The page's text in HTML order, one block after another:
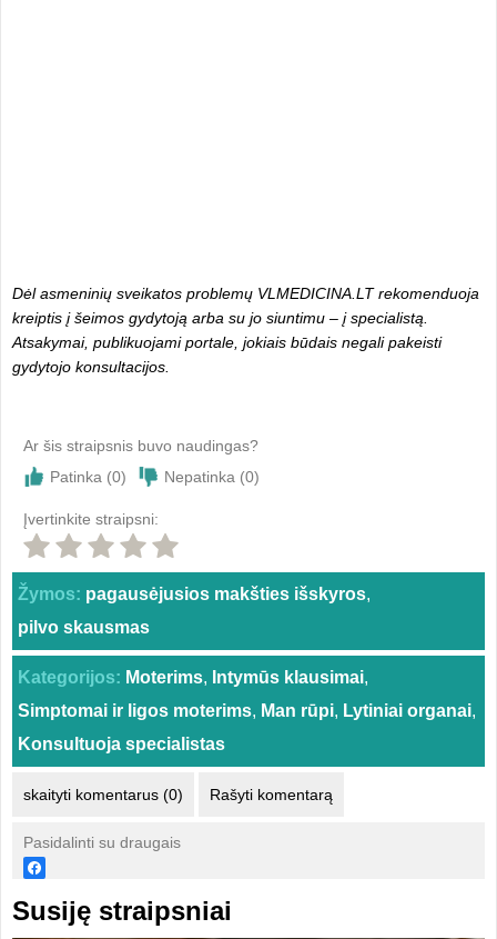
Dėl asmeninių sveikatos problemų VLMEDICINA.LT rekomenduoja
kreiptis į šeimos gydytoją arba su jo siuntimu – į specialistą.
Atsakymai, publikuojami portale, jokiais būdais negali pakeisti
gydytojo konsultacijos.
Ar šis straipsnis buvo naudingas?
Patinka (0) Nepatinka (0)
Įvertinkite straipsni:
Žymos: pagausėjusios makšties išskyros,
pilvo skausmas
Kategorijos: Moterims, Intymūs klausimai,
Simptomai ir ligos moterims, Man rūpi, Lytiniai organai,
Konsultuoja specialistas
skaityti komentarus (0) Rašyti komentarą
Pasidalinti su draugais
Susiję straipsniai